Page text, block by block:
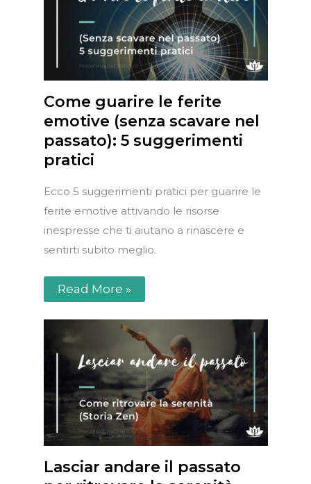
Come guarire le ferite
emotive (senza scavare nel
passato): 5 suggerimenti
pratici
Ecco 5 suggerimenti pratici per guarire le
ferite emotive attivando le risorse
inespresse che ti aiutano a rinascere e
sentirti subito meglio.
Read More »
Lasciar andare il passato